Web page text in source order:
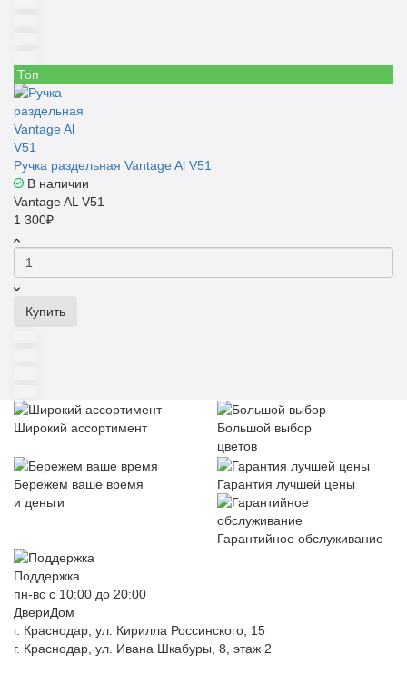
Топ
Ручка раздельная Vantage Al V51
В наличии
Vantage AL V51
1 300₽
Купить
Широкий ассортимент
Большой выбор
цветов
Бережем ваше время
и деньги
Гарантия лучшей цены
Гарантийное обслуживание
Поддержка
пн-вс с 10:00 до 20:00
ДвериДом
г. Краснодар, ул. Кирилла Россинского, 15
г. Краснодар, ул. Ивана Шкабуры, 8, этаж 2